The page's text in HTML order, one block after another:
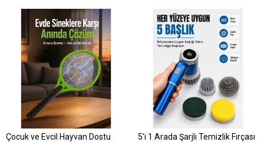
Çocuk ve Evcil Hayvan Dostu
5'i 1 Arada Şarjlı Temizlik Fırçası